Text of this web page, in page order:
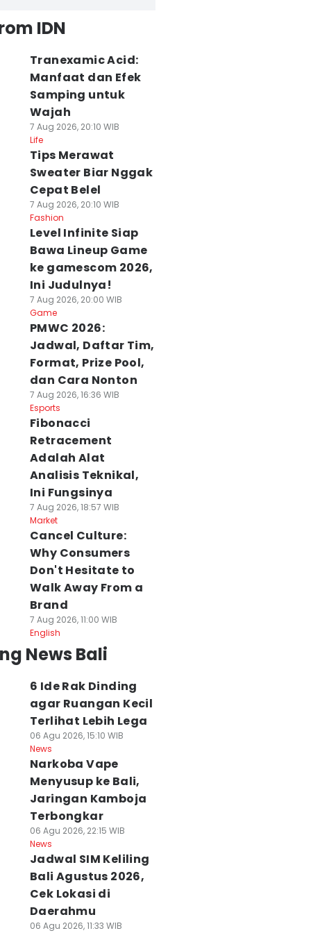
IDN
Tranexamic Acid:
Manfaat dan Efek
Samping untuk
Wajah
7 Aug 2026, 20:10 WIB
Life
Tips Merawat
Sweater Biar Nggak
Cepat Belel
7 Aug 2026, 20:10 WIB
Fashion
Level Infinite Siap
Bawa Lineup Game
ke gamescom 2026,
Ini Judulnya!
7 Aug 2026, 20:00 WIB
Game
PMWC 2026:
Jadwal, Daftar Tim,
Format, Prize Pool,
dan Cara Nonton
7 Aug 2026, 16:36 WIB
Esports
Fibonacci
Retracement
Adalah Alat
Analisis Teknikal,
Ini Fungsinya
7 Aug 2026, 18:57 WIB
Market
Cancel Culture:
Why Consumers
Don't Hesitate to
Walk Away From a
Brand
7 Aug 2026, 11:00 WIB
English
News Bali
6 Ide Rak Dinding
agar Ruangan Kecil
Terlihat Lebih Lega
06 Agu 2026, 15:10 WIB
News
Narkoba Vape
Menyusup ke Bali,
Jaringan Kamboja
Terbongkar
06 Agu 2026, 22:15 WIB
News
Jadwal SIM Keliling
Bali Agustus 2026,
Cek Lokasi di
Daerahmu
06 Agu 2026, 11:33 WIB